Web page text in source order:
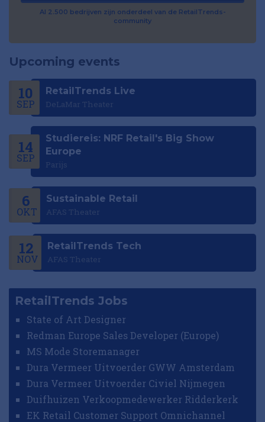
Al 2.500 bedrijven zijn onderdeel van de RetailTrends-
community
Upcoming events
10
SEP
RetailTrends Live
DeLaMar Theater
14
SEP
Studiereis: NRF Retail's Big Show
Europe
Parijs
6
OKT
Sustainable Retail
AFAS Theater
12
NOV
RetailTrends Tech
AFAS Theater
RetailTrends Jobs
State of Art Designer
Redman Europe Sales Developer (Europe)
MS Mode Storemanager
Dura Vermeer Uitvoerder GWW Amsterdam
Dura Vermeer Uitvoerder Civiel Nijmegen
Duifhuizen Verkoopmedewerker Ridderkerk
EK Retail Customer Support Omnichannel